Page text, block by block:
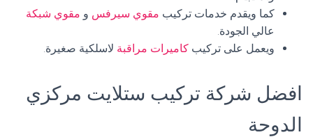
كما ويقدم خدمات تركيب مقوي سيرفس و مقوي شبكة
عالي الجودة.
ويعمل على تركيب كاميرات مراقبة لاسلكية صغيرة.
افضل شركة تركيب ستلايت مركزي
الدوحة